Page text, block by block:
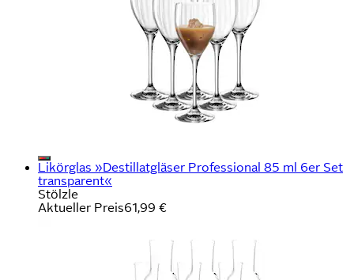
Likörglas »Destillatgläser Professional 85 ml 6er Set
transparent«
Stölzle
Aktueller Preis61,99 €